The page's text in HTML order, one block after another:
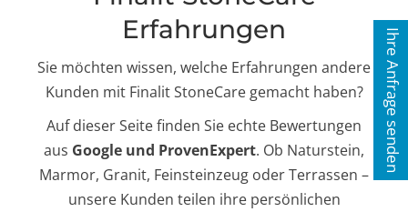
Erfahrungen
Sie möchten wissen, welche Erfahrungen andere
Kunden mit Finalit StoneCare gemacht haben?
Auf dieser Seite finden Sie echte Bewertungen
aus Google und ProvenExpert. Ob Naturstein,
Marmor, Granit, Feinsteinzeug oder Terrassen –
unsere Kunden teilen ihre persönlichen
Ihre Anfrage senden